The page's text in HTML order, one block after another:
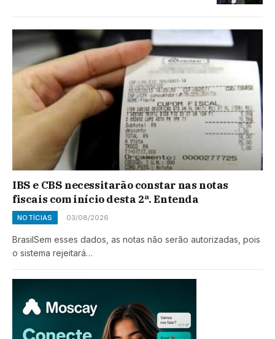
IBS e CBS necessitarão constar nas notas
fiscais com início desta 2ª. Entenda
NOTÍCIAS 03/08/2026
BrasilSem esses dados, as notas não serão autorizadas, pois
o sistema rejeitará…